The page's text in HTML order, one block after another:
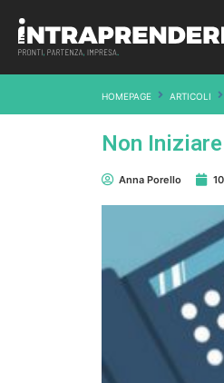
HOMEPAGE ARTICOLI
Non
Anna Porello